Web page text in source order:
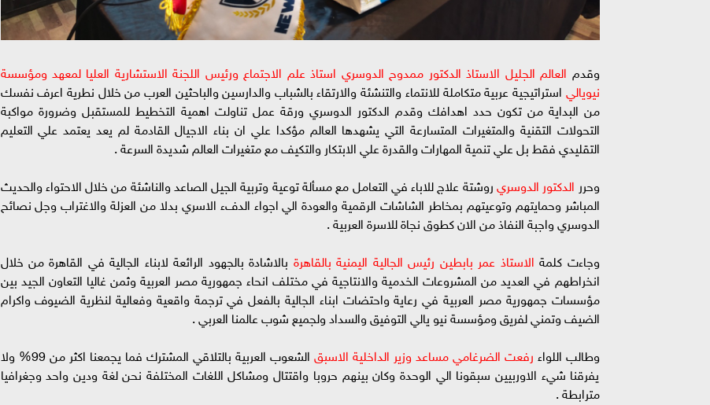
وقدم العالم الجليل الاستاذ الدكتور ممدوح الدوسري استاذ علم الاجتماع ورئيس اللجنة الاستشارية العليا لمعهد ومؤسسة
نيويالي استراتيجية عربية متكاملة للانتماء والتنشئة والارتقاء بالشباب والدارسين والباحثين العرب من خلال نطرية اعرف نفسك
من البداية من تكون حدد اهدافك وقدم الدكتور الدوسري ورقة عمل تناولت اهمية التخطيط للمستقبل وضرورة مواكبة
التحولات التقنية والمتغيرات المتسارعة التي يشهدها العالم مؤكدا علي ان بناء الاجيال القادمة لم يعد يعتمد علي التعليم
التقليدي فقط بل علي تنمية المهارات والقدرة علي الابتكار والتكيف مع متغيرات العالم شديدة السرعة .
وحرر الدكتور الدوسريروشتة علاج للاباء في التعامل مع مسألة توعية وتربية الجيل الصاعد والناشئة من خلال الاحتواء والحديث
المباشر وحمايتهم وتوعيتهم بمخاطر الشاشات الرقمية والعودة الي اجواء الدفء الاسري بدلا من العزلة والاغتراب وجل نصائح
الدوسري واجبة النفاذ من الان كطوق نجاة للاسرة العربية .
وجاءت كلمة الاستاذ عمر بابطين رئيس الجالية اليمنية بالقاهرة بالاشادة بالجهود الرائعة لابناء الجالية في القاهرة من خلال
انخراطهم في العديد من المشروعات الخدمية والانتاجية في مختلف انحاء جمهورية مصر العربية وثمن غاليا التعاون الجيد بين
مؤسسات جمهورية مصر العربية في رعاية واحتضات ابناء الجالية بالفعل في ترجمة واقعية وفعالية لنظرية الضيوف واكرام
الضيف وتمني لفريق ومؤسسة نيو يالي التوفيق والسداد ولجميع شوب عالمنا العربي .
وطالب اللواء رفعت الضرغامي مساعد وزير الداخلية الاسبق
الشعوب العربية بالتلاقي المشترك فما يجمعنا اكثر من 99% ولا
يفرقنا شيء الاوربيين سبقونا الي الوحدة وكان بينهم حروبا واقتتال ومشاكل اللغات المختلفة نحن لغة ودين واحد وجغرافيا
مترابطة .